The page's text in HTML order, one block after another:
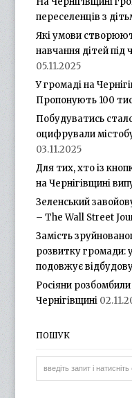
переселенців з
Які умови
навчання дітей під
05.11.2025
У громаді на
Пропонують 100
Побудуватись
оцифрували
03.11.2025
Для тих, хто із
на Чернігівщині
Зеленський
– The Wall Street
Замість
розвитку громади:
подовжує
Росіяни
Чернігівщині
ПОШУК